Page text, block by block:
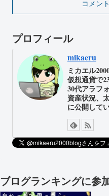
コメン
プロフィール
mikaeru
ミカエル
仮想通貨で
30代アラフ
資産状況、
に公開して
ブログランキングに参